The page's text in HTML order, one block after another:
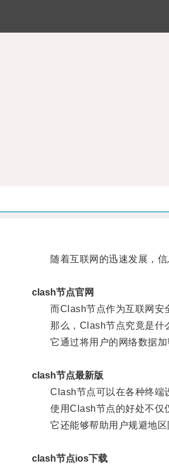
随着互联网的迅速发展，信
clash节点官网
而Clash节点作为互联网安全
那么，Clash节点究竟是什么
它通过将用户的网络数据加
clash节点最新版
Clash节点可以在各种终端设
使用Clash节点的好处不仅仅
它还能够帮助用户规避地区
clash节点ios下载